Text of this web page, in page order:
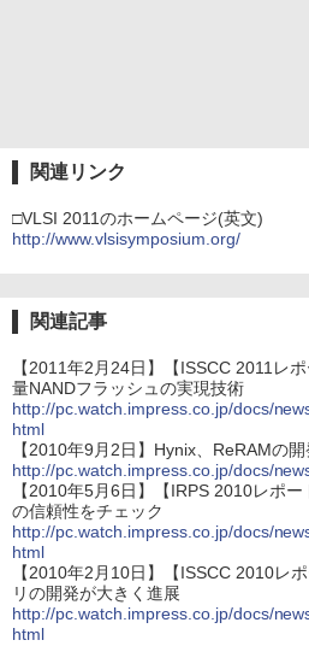
関連リンク
□VLSI 2011のホームページ(英文)
http://www.vlsisymposium.org/
関連記事
【2011年2月24日】【ISSCC 2011レ
量NANDフラッシュの実現技術
http://pc.watch.impress.co.jp/docs/
html
【2010年9月2日】Hynix、ReRAMの
http://pc.watch.impress.co.jp/docs/
【2010年5月6日】【IRPS 2010レポ
の信頼性をチェック
http://pc.watch.impress.co.jp/docs/
html
【2010年2月10日】【ISSCC 2010レ
リの開発が大きく進展
http://pc.watch.impress.co.jp/docs/
html